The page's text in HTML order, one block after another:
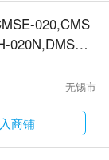
020,CMS
0
020
020P,F-
SC125SH,
性开关
无锡市
商铺